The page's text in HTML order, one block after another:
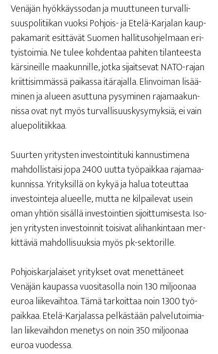
Venä­jän hyök­käys­so­dan ja muut­tu­neen tur­val­li­
suus­po­li­tii­kan vuok­si Poh­jois- ja Ete­lä-Kar­ja­lan kaup­
pa­ka­ma­rit esit­tä­vät Suo­men hal­li­tus­oh­jel­maan eri­
tyis­toi­mia. Ne tulee koh­den­taa pahi­ten tilan­tees­ta
kär­si­neil­le maa­kun­nil­le, jot­ka sijait­se­vat NATO-rajan
kriit­ti­sim­mäs­sä pai­kas­sa itä­ra­jal­la. Elin­voi­man lisää­
mi­nen ja alu­een asut­tu­na pysy­mi­nen raja­maa­kun­
nis­sa ovat nyt myös tur­val­li­suus­ky­sy­myk­siä; ei vain
aluepolitiikkaa.
Suur­ten yri­tys­ten inves­toin­ti­tu­ki kan­nus­ti­me­na
mah­dol­lis­tai­si jopa 2400 uut­ta työ­paik­kaa raja­maa­
kun­nis­sa. Yri­tyk­sil­lä on kykyä ja halua toteut­taa
inves­toin­te­ja alu­eel­le, mut­ta ne kil­pai­le­vat usein
oman yhtiön sisäl­lä inves­toin­tien sijoit­tu­mi­ses­ta. Iso­
jen yri­tys­ten inves­toin­nit toi­si­vat ali­han­kin­taan mer­
kit­tä­viä mah­dol­li­suuk­sia myös pk-sektorille.
Poh­jois­kar­ja­lai­set yri­tyk­set ovat menet­tä­neet
Venä­jän kau­pas­sa vuo­si­ta­sol­la noin 130 mil­joo­naa
euroa lii­ke­vaih­toa. Tämä tar­koit­taa noin 1300 työ­
paik­kaa. Ete­lä-Kar­ja­las­sa pel­käs­tään pal­ve­lu­toi­mia­
lan lii­ke­vaih­don mene­tys on noin 350 mil­joo­naa
euroa vuodessa.